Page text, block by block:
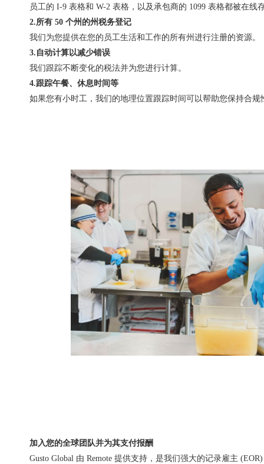
员工的 I-9 表格和 W-2 表格，以及承包商的 1099 表格都被在线
2.所有 50 个州的州税务登记
我们为您提供在您的员工生活和工作的所有州进行注册的资源。
3.自动计算以减少错误
我们跟踪不断变化的税法并为您进行计算。
4.跟踪午餐、休息时间等
如果您有小时工，我们的地理位置跟踪时间可以帮助您保持合规
加入您的全球团队并为其支付报酬
Gusto Global 由 Remote 提供支持，是我们强大的记录雇主